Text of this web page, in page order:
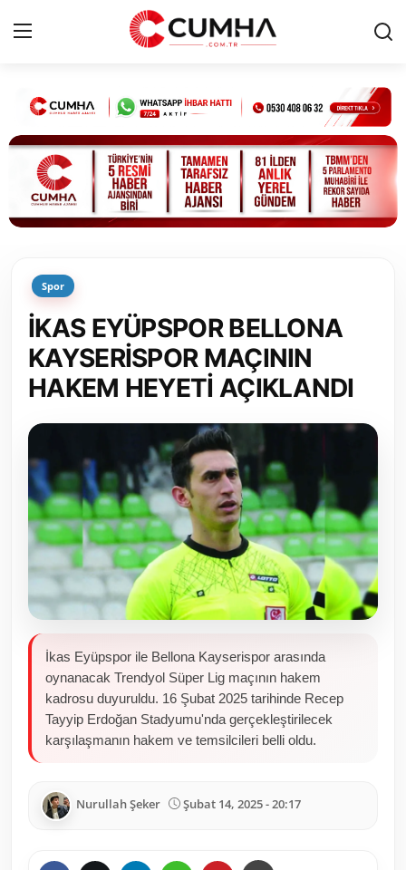
Kurumsal
Cumhurbaşkanlığı
Bakanlıklar
Siyasi Partiler
Yerel Yönetimler
Mülki İdare
Toplum ve Yaşam
Sivil Toplum Kuruluşları
Kamu Kurumları ve Üst Kurullar
Resmi Reklamlar
Spor
İKAS EYÜPSPOR BELLONA
KAYSERİSPOR MAÇININ
HAKEM HEYETİ AÇIKLANDI
İkas Eyüpspor ile Bellona Kayserispor arasında
oynanacak Trendyol Süper Lig maçının hakem
kadrosu duyuruldu. 16 Şubat 2025 tarihinde Recep
Tayyip Erdoğan Stadyumu'nda gerçekleştirilecek
karşılaşmanın hakem ve temsilcileri belli oldu.
Nurullah Şeker Şubat 14, 2025 - 20:17